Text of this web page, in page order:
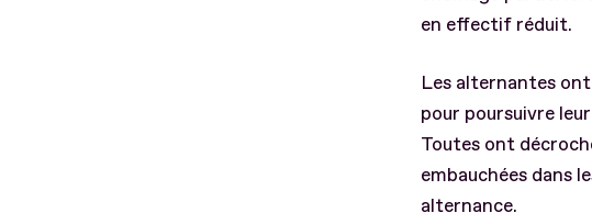
en effectif réduit.
Les alternantes
pour poursuivre
Toutes ont
embauchées dans
alternance.